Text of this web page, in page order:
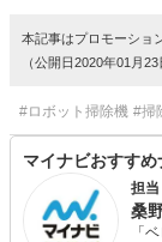
本記事はプロモーショ
（公開日2020年01月23
#ロボット掃除機 #掃
マイナビおすす
担
桑
「